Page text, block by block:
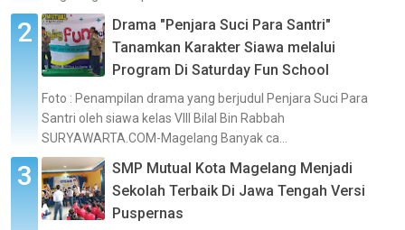
Drama "Penjara Suci Para Santri"
Tanamkan Karakter Siawa melalui
Program Di Saturday Fun School
Foto : Penampilan drama yang berjudul Penjara Suci Para
Santri oleh siawa kelas VIII Bilal Bin Rabbah
SURYAWARTA.COM-Magelang Banyak ca...
SMP Mutual Kota Magelang Menjadi
Sekolah Terbaik Di Jawa Tengah Versi
Puspernas